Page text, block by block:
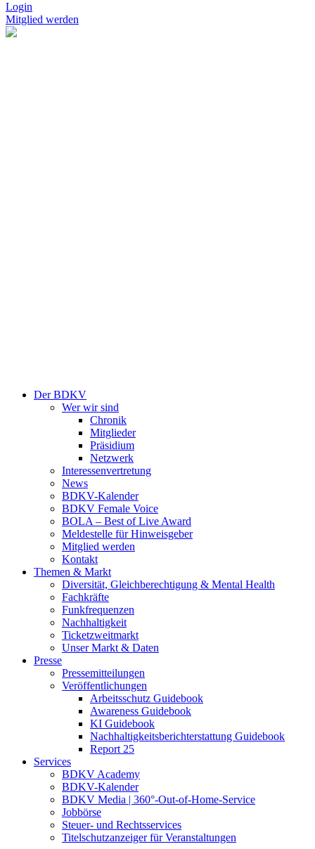
Login
Mitglied werden
Der BDKV
Wer wir sind
Chronik
Mitglieder
Präsidium
Netzwerk
Interessenvertretung
News
BDKV-Kalender
BDKV Female Voice
BOLA – Best of Live Award
Meldestelle für Hinweisgeber
Mitglied werden
Kontakt
Themen & Markt
Diversität, Gleichberechtigung & Mental Health
Fachkräfte
Funkfrequenzen
Nachhaltigkeit
Ticketzweitmarkt
Unser Markt & Daten
Presse
Pressemitteilungen
Veröffentlichungen
Arbeitsschutz Guidebook
Awareness Guidebook
KI Guidebook
Nachhaltigkeitsberichterstattung Guidebook
Report 25
Services
BDKV Academy
BDKV-Kalender
BDKV Media | 360°-Out-of-Home-Service
Jobbörse
Steuer- und Rechtsservices
Titelschutzanzeiger für Veranstaltungen